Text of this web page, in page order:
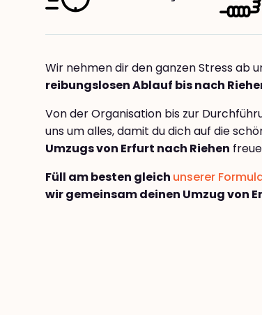
Wir nehmen dir den ganzen Stress ab
reibungslosen Ablauf bis nach
Von der Organisation bis zur
uns um alles, damit du dich auf die
Umzugs von Erfurt nach Riehen
Füll am besten gleich unserer
wir gemeinsam deinen Umzug von